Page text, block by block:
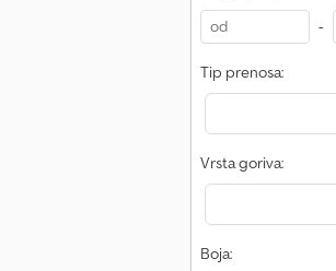
-
Tip prenosa:
Vrsta goriva:
Boja: